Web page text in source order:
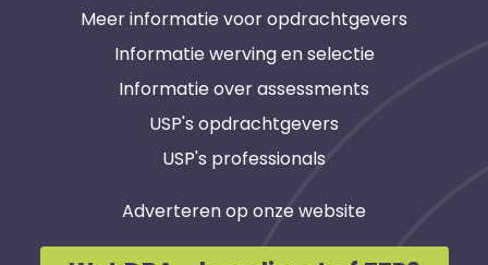
Meer informatie voor opdrachtgevers
Informatie werving en selectie
Informatie over assessments
USP's opdrachtgevers
USP's professionals
Adverteren op onze website